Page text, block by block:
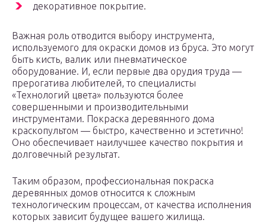
декоративное покрытие.
Важная роль отводится выбору инструмента,
используемого для окраски домов из бруса. Это могут
быть кисть, валик или пневматическое
оборудование. И, если первые два орудия труда —
прерогатива любителей, то специалисты
«Технологий цвета» пользуются более
совершенными и производительными
инструментами. Покраска деревянного дома
краскопультом — быстро, качественно и эстетично!
Оно обеспечивает наилучшее качество покрытия и
долговечный результат.
Таким образом, профессиональная покраска
деревянных домов относится к сложным
технологическим процессам, от качества исполнения
которых зависит будущее вашего жилища.